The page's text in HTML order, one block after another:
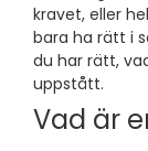
kravet, eller
bara ha rätt i
du har rätt,
uppstått.
Vad är